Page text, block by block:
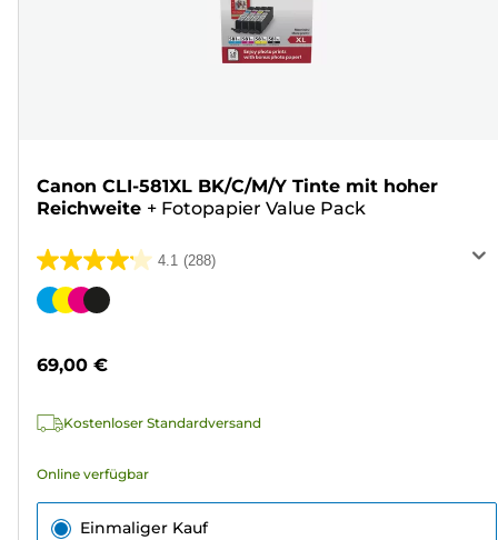
Canon CLI-581XL BK/C/M/Y Tinte mit hoher
Reichweite + Fotopapier Value Pack
4.1 (288)
4.1
von
288
Farbpatrone
69,00 €
Kostenloser Standardversand
Online verfügbar
Einmaliger Kauf